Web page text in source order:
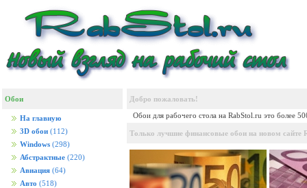
Обои
На главную
3D обои (112)
Windows (298)
Абстрактные (220)
Авиация (64)
Авто (518)
Добро пожаловать!
Обои для рабочего стола на RabStol.ru это более
Только лучшие финансовые обои на новом сайте